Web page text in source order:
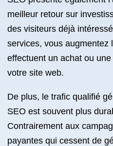
meilleur retour sur
des visiteurs déjà
services, vous augmentez
effectuent un achat ou
votre site web.
De plus, le trafic qualifié
SEO est souvent plus
Contrairement aux
payantes qui cessent de